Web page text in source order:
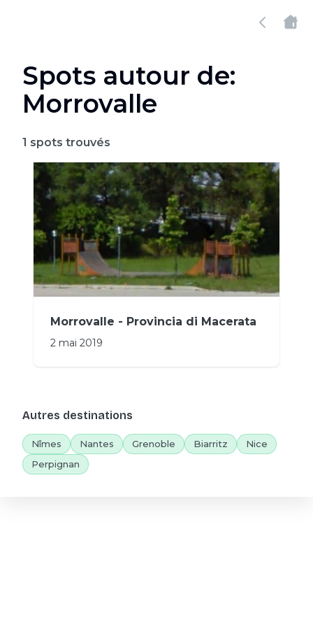
Spots autour de:
Morrovalle
1 spots trouvés
Morrovalle - Provincia di Macerata
2 mai 2019
Autres destinations
Nîmes Nantes Grenoble Biarritz
Nice
Perpignan